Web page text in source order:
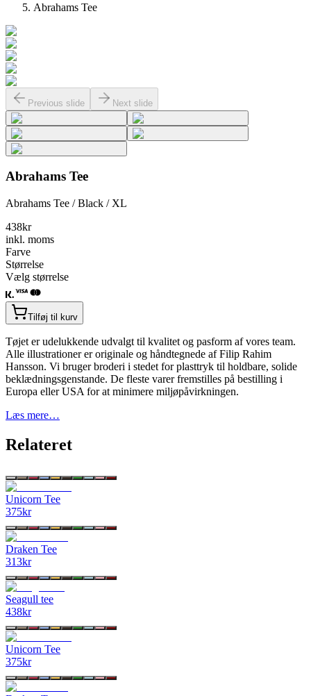
Abrahams Tee
Previous slide Next slide
Abrahams Tee
Abrahams Tee / Black / XL
438kr
inkl. moms
Farve
Størrelse
Vælg størrelse
Tilføj til kurv
Tøjet er udelukkende udvalgt til kvalitet og pasform af vores team.
Alle illustrationer er originale og håndtegnede af Filip Rahim
Hansson. Vi bruger broderi i stedet for plasttryk til holdbare, solide
beklædningsgenstande. De fleste varer fremstilles på bestilling i
Europa eller USA for at minimere miljøpåvirkningen.
Læs mere…
Relateret
Unicorn Tee
375kr
Draken Tee
313kr
Seagull tee
438kr
Unicorn Tee
375kr